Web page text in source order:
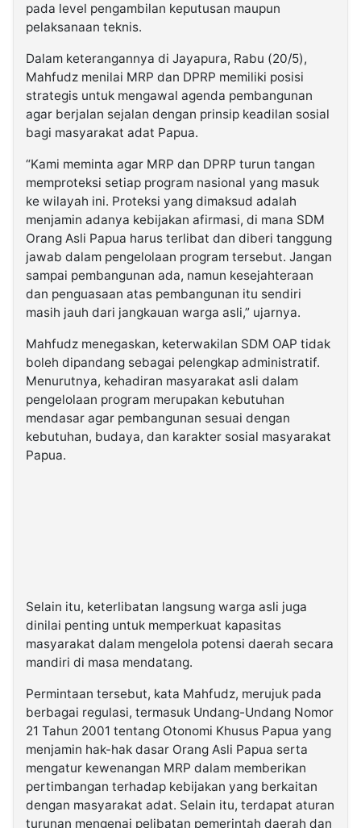
pada level pengambilan keputusan maupun
pelaksanaan teknis.
Dalam keterangannya di Jayapura, Rabu (20/5),
Mahfudz menilai MRP dan DPRP memiliki posisi
strategis untuk mengawal agenda pembangunan
agar berjalan sejalan dengan prinsip keadilan sosial
bagi masyarakat adat Papua.
“Kami meminta agar MRP dan DPRP turun tangan
memproteksi setiap program nasional yang masuk
ke wilayah ini. Proteksi yang dimaksud adalah
menjamin adanya kebijakan afirmasi, di mana SDM
Orang Asli Papua harus terlibat dan diberi tanggung
jawab dalam pengelolaan program tersebut. Jangan
sampai pembangunan ada, namun kesejahteraan
dan penguasaan atas pembangunan itu sendiri
masih jauh dari jangkauan warga asli,” ujarnya.
Mahfudz menegaskan, keterwakilan SDM OAP tidak
boleh dipandang sebagai pelengkap administratif.
Menurutnya, kehadiran masyarakat asli dalam
pengelolaan program merupakan kebutuhan
mendasar agar pembangunan sesuai dengan
kebutuhan, budaya, dan karakter sosial masyarakat
Papua.
Selain itu, keterlibatan langsung warga asli juga
dinilai penting untuk memperkuat kapasitas
masyarakat dalam mengelola potensi daerah secara
mandiri di masa mendatang.
Permintaan tersebut, kata Mahfudz, merujuk pada
berbagai regulasi, termasuk Undang-Undang Nomor
21 Tahun 2001 tentang Otonomi Khusus Papua yang
menjamin hak-hak dasar Orang Asli Papua serta
mengatur kewenangan MRP dalam memberikan
pertimbangan terhadap kebijakan yang berkaitan
dengan masyarakat adat. Selain itu, terdapat aturan
turunan mengenai pelibatan pemerintah daerah dan